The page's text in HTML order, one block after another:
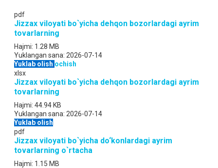
pdf
Jizzax viloyati bo`yicha dehqon bozorlardagi ayrim
tovarlarning
Hajmi: 1.28 MB
Yuklangan sana: 2026-07-14
Yuklab olish ochish
xlsx
Jizzax viloyati bo`yicha dehqon bozorlardagi ayrim
tovarlarning
Hajmi: 44.94 KB
Yuklangan sana: 2026-07-14
Yuklab olish
pdf
Jizzax viloyati bo`yicha do‘konlardagi ayrim
tovarlarning o`rtacha
Hajmi: 1.15 MB